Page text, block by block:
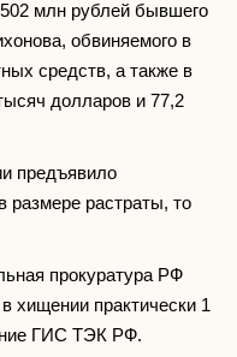
млн рублей бывшего
обвиняемого в
средств, а также в
долларов и 77,2
предъявило
размере растраты, то
прокуратура РФ
хищении практически 1
ГИС ТЭК РФ.